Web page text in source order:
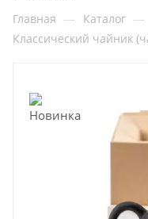
Главная — Каталог —
Классический чайник